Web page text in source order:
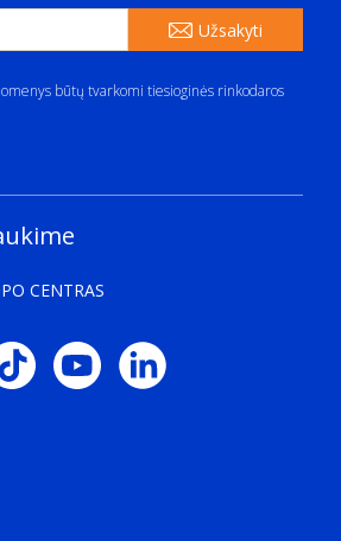
Užsakyti
būtų tvarkomi tiesioginės rinkodaros
CENTRAS